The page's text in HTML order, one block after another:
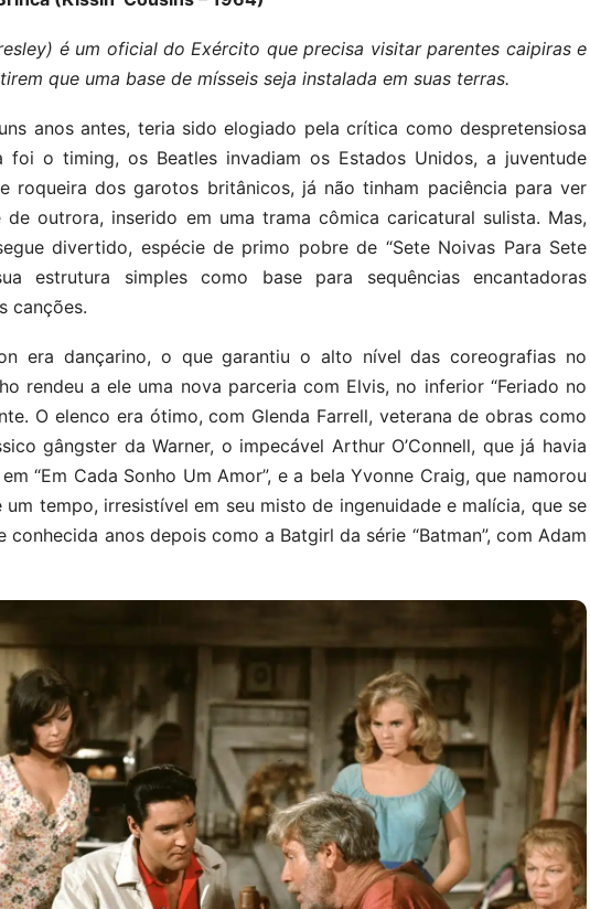
é um oficial do Exército que precisa visitar parentes caipiras e
que uma base de mísseis seja instalada em suas terras.
anos antes, teria sido elogiado pela crítica como despretensiosa
foi o timing, os Beatles invadiam os Estados Unidos, a juventude
roqueira dos garotos britânicos, já não tinham paciência para ver
outrora, inserido em uma trama cômica caricatural sulista. Mas,
divertido, espécie de primo pobre de “Sete Noivas Para Sete
estrutura simples como base para sequências encantadoras
canções.
era dançarino, o que garantiu o alto nível das coreografias no
rendeu a ele uma nova parceria com Elvis, no inferior “Feriado no
O elenco era ótimo, com Glenda Farrell, veterana de obras como
gângster da Warner, o impecável Arthur O’Connell, que já havia
“Em Cada Sonho Um Amor”, e a bela Yvonne Craig, que namorou
tempo, irresistível em seu misto de ingenuidade e malícia, que se
conhecida anos depois como a Batgirl da série “Batman”, com Adam